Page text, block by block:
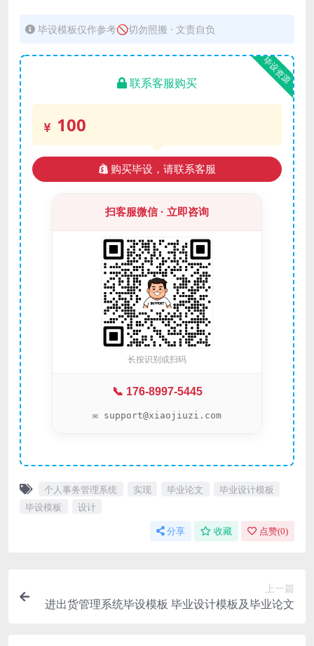
毕设模板仅作参考🚫切勿照搬 · 文责自负
毕设资源
联系客服购买
100
购买毕设，请联系客服
扫客服微信 · 立即咨询
长按识别或扫码
📞 176-8997-5445
✉️ support@xiaojiuzi.com
个人事务管理系统 实现 毕业论文
毕业设计模板
毕设模板
设计
分享 收藏 点赞(0)
上一篇
进出货管理系统毕设模板 毕业设计模板及毕业论文